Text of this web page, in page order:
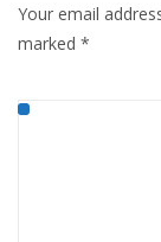
Your email
marked *